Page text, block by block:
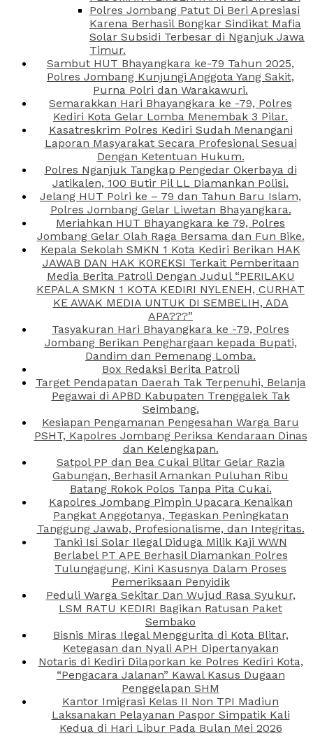
Polres Jombang Patut Di Beri Apresiasi
Karena Berhasil Bongkar Sindikat Mafia
Solar Subsidi Terbesar di Nganjuk Jawa
Timur.
Sambut HUT Bhayangkara ke-79 Tahun 2025,
Polres Jombang Kunjungi Anggota Yang Sakit,
Purna Polri dan Warakawuri.
Semarakkan Hari Bhayangkara ke -79, Polres
Kediri Kota Gelar Lomba Menembak 3 Pilar.
Kasatreskrim Polres Kediri Sudah Menangani
Laporan Masyarakat Secara Profesional Sesuai
Dengan Ketentuan Hukum.
Polres Nganjuk Tangkap Pengedar Okerbaya di
Jatikalen, 100 Butir Pil LL Diamankan Polisi.
Jelang HUT Polri ke – 79 dan Tahun Baru Islam,
Polres Jombang Gelar Liwetan Bhayangkara.
Meriahkan HUT Bhayangkara ke 79, Polres
Jombang Gelar Olah Raga Bersama dan Fun Bike.
Kepala Sekolah SMKN 1 Kota Kediri Berikan HAK
JAWAB DAN HAK KOREKSI Terkait Pemberitaan
Media Berita Patroli Dengan Judul “PERILAKU
KEPALA SMKN 1 KOTA KEDIRI NYLENEH, CURHAT
KE AWAK MEDIA UNTUK DI SEMBELIH, ADA
APA???”
Tasyakuran Hari Bhayangkara ke -79, Polres
Jombang Berikan Penghargaan kepada Bupati,
Dandim dan Pemenang Lomba.
Box Redaksi Berita Patroli
Target Pendapatan Daerah Tak Terpenuhi, Belanja
Pegawai di APBD Kabupaten Trenggalek Tak
Seimbang.
Kesiapan Pengamanan Pengesahan Warga Baru
PSHT, Kapolres Jombang Periksa Kendaraan Dinas
dan Kelengkapan.
Satpol PP dan Bea Cukai Blitar Gelar Razia
Gabungan, Berhasil Amankan Puluhan Ribu
Batang Rokok Polos Tanpa Pita Cukai.
Kapolres Jombang Pimpin Upacara Kenaikan
Pangkat Anggotanya, Tegaskan Peningkatan
Tanggung Jawab, Profesionalisme, dan Integritas.
Tanki Isi Solar Ilegal Diduga Milik Kaji WWN
Berlabel PT APE Berhasil Diamankan Polres
Tulungagung, Kini Kasusnya Dalam Proses
Pemeriksaan Penyidik
Peduli Warga Sekitar Dan Wujud Rasa Syukur,
LSM RATU KEDIRI Bagikan Ratusan Paket
Sembako
Bisnis Miras Ilegal Menggurita di Kota Blitar,
Ketegasan dan Nyali APH Dipertanyakan
Notaris di Kediri Dilaporkan ke Polres Kediri Kota,
“Pengacara Jalanan” Kawal Kasus Dugaan
Penggelapan SHM
Kantor Imigrasi Kelas II Non TPI Madiun
Laksanakan Pelayanan Paspor Simpatik Kali
Kedua di Hari Libur Pada Bulan Mei 2026